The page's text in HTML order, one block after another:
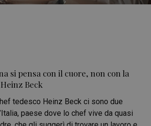
si pensa con il cuore, non con la
Beck
tedesco Heinz Beck ci sono due
paese dove lo chef vive da quasi